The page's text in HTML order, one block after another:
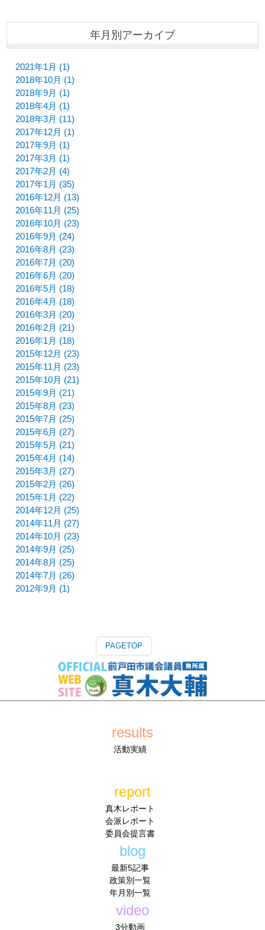
年月別アーカイブ
2021年1月 (1)
2018年10月 (1)
2018年9月 (1)
2018年4月 (1)
2018年3月 (11)
2017年12月 (1)
2017年9月 (1)
2017年3月 (1)
2017年2月 (4)
2017年1月 (35)
2016年12月 (13)
2016年11月 (25)
2016年10月 (23)
2016年9月 (24)
2016年8月 (23)
2016年7月 (20)
2016年6月 (20)
2016年5月 (18)
2016年4月 (18)
2016年3月 (20)
2016年2月 (21)
2016年1月 (18)
2015年12月 (23)
2015年11月 (23)
2015年10月 (21)
2015年9月 (21)
2015年8月 (23)
2015年7月 (25)
2015年6月 (27)
2015年5月 (21)
2015年4月 (14)
2015年3月 (27)
2015年2月 (26)
2015年1月 (22)
2014年12月 (25)
2014年11月 (27)
2014年10月 (23)
2014年9月 (25)
2014年8月 (25)
2014年7月 (26)
2012年9月 (1)
PAGETOP
results
活動実績
report
真木レポート
会派レポート
委員会提言書
blog
最新5記事
政策別一覧
年月別一覧
video
3分動画